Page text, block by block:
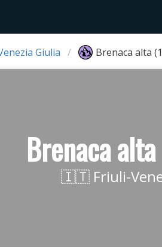
Giulia Brenaca alta
Brenaca
🇮🇹 Friuli-